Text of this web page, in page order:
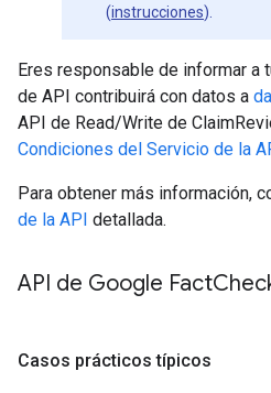
(instrucciones).
Eres responsable de informar a
de API contribuirá con datos a
API de Read/Write de
Condiciones del Servicio de la
Para obtener más información,
de la API detallada.
API de Google Fact
Casos prácticos típicos